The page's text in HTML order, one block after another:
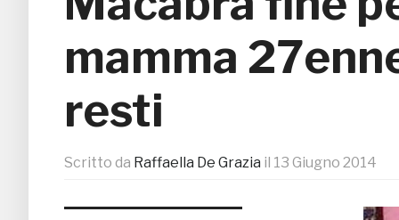
mamma
resti
Scritto da Raffaella De Grazia il 13 Giugno 2014